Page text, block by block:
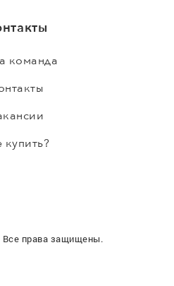
команда
купить?
права защищены.